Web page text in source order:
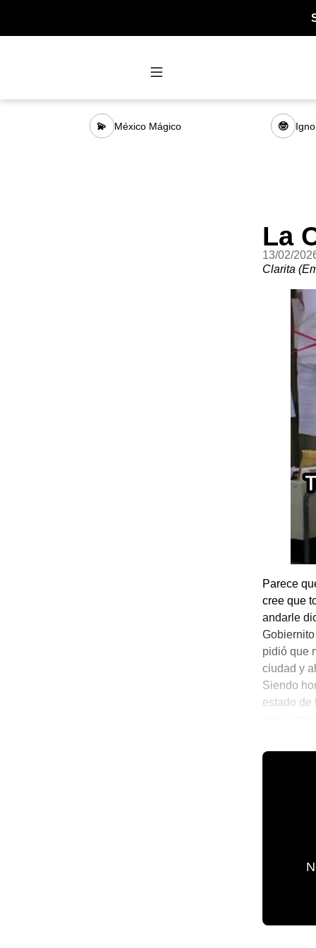
💫 México Mágico 🤓
La
13/02/
Clarita
Parece
cree que
andarle
pidió que
ciudad y
Siendo
estado de